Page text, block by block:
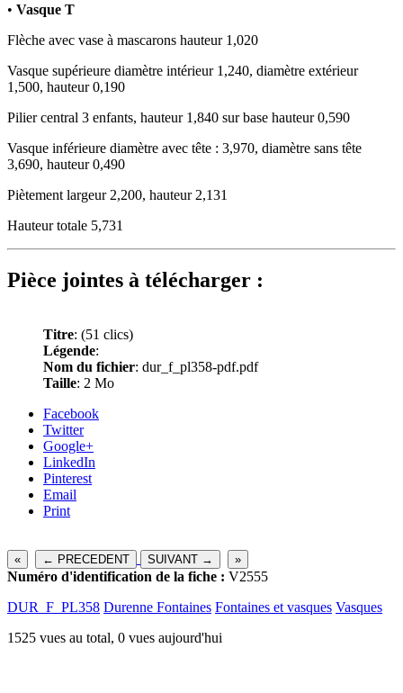
• Vasque T
Flèche avec vase à mascarons hauteur 1,020
Vasque supérieure diamètre intérieur 1,240, diamètre extérieur
1,500, hauteur 0,190
Pilier central 3 enfants, hauteur 1,840 sur base hauteur 0,590
Vasque inférieure diamètre avec tête : 3,970, diamètre sans tête
3,690, hauteur 0,490
Piètement largeur 2,200, hauteur 2,131
Hauteur totale 5,731
Pièce jointes à télécharger :
Titre: (51 clics)
Légende:
Nom du fichier: dur_f_pl358-pdf.pdf
Taille: 2 Mo
Facebook
Twitter
Google+
LinkedIn
Pinterest
Email
Print
« ← PRECEDENT SUIVANT → »
Numéro d'identification de la fiche : V2555
DUR_F_PL358 Durenne Fontaines Fontaines et vasques Vasques
1525 vues au total, 0 vues aujourd'hui